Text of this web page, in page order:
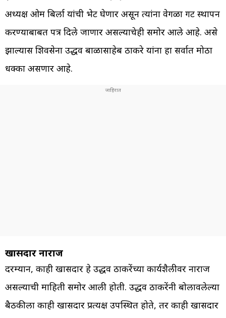
अध्यक्ष ओम बिर्ला यांची भेट घेणार असून त्यांना वेगळा गट स्थापन
करण्याबाबत पत्र दिले जाणार असल्याचेही समोर आले आहे. असे
झाल्यास शिवसेना उद्धव बाळासाहेब ठाकरे यांना हा सर्वात मोठा
धक्का असणार आहे.
खासदार नाराज
दरम्यान, काही खासदार हे उद्धव ठाकरेंच्या कार्यशैलीवर नाराज
असल्याची माहिती समोर आली होती. उद्धव ठाकरेंनी बोलावलेल्या
बैठकीला काही खासदार प्रत्यक्ष उपस्थित होते, तर काही खासदार